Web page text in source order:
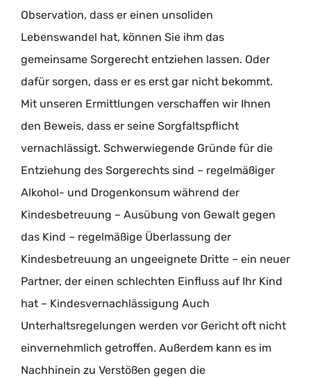
Observation, dass er einen unsoliden
Lebenswandel hat, können Sie ihm das
gemeinsame Sorgerecht entziehen lassen. Oder
dafür sorgen, dass er es erst gar nicht bekommt.
Mit unseren Ermittlungen verschaffen wir Ihnen
den Beweis, dass er seine Sorgfaltspflicht
vernachlässigt. Schwerwiegende Gründe für die
Entziehung des Sorgerechts sind – regelmäßiger
Alkohol- und Drogenkonsum während der
Kindesbetreuung – Ausübung von Gewalt gegen
das Kind – regelmäßige Überlassung der
Kindesbetreuung an ungeeignete Dritte – ein neuer
Partner, der einen schlechten Einfluss auf Ihr Kind
hat – Kindesvernachlässigung Auch
Unterhaltsregelungen werden vor Gericht oft nicht
einvernehmlich getroffen. Außerdem kann es im
Nachhinein zu Verstößen gegen die